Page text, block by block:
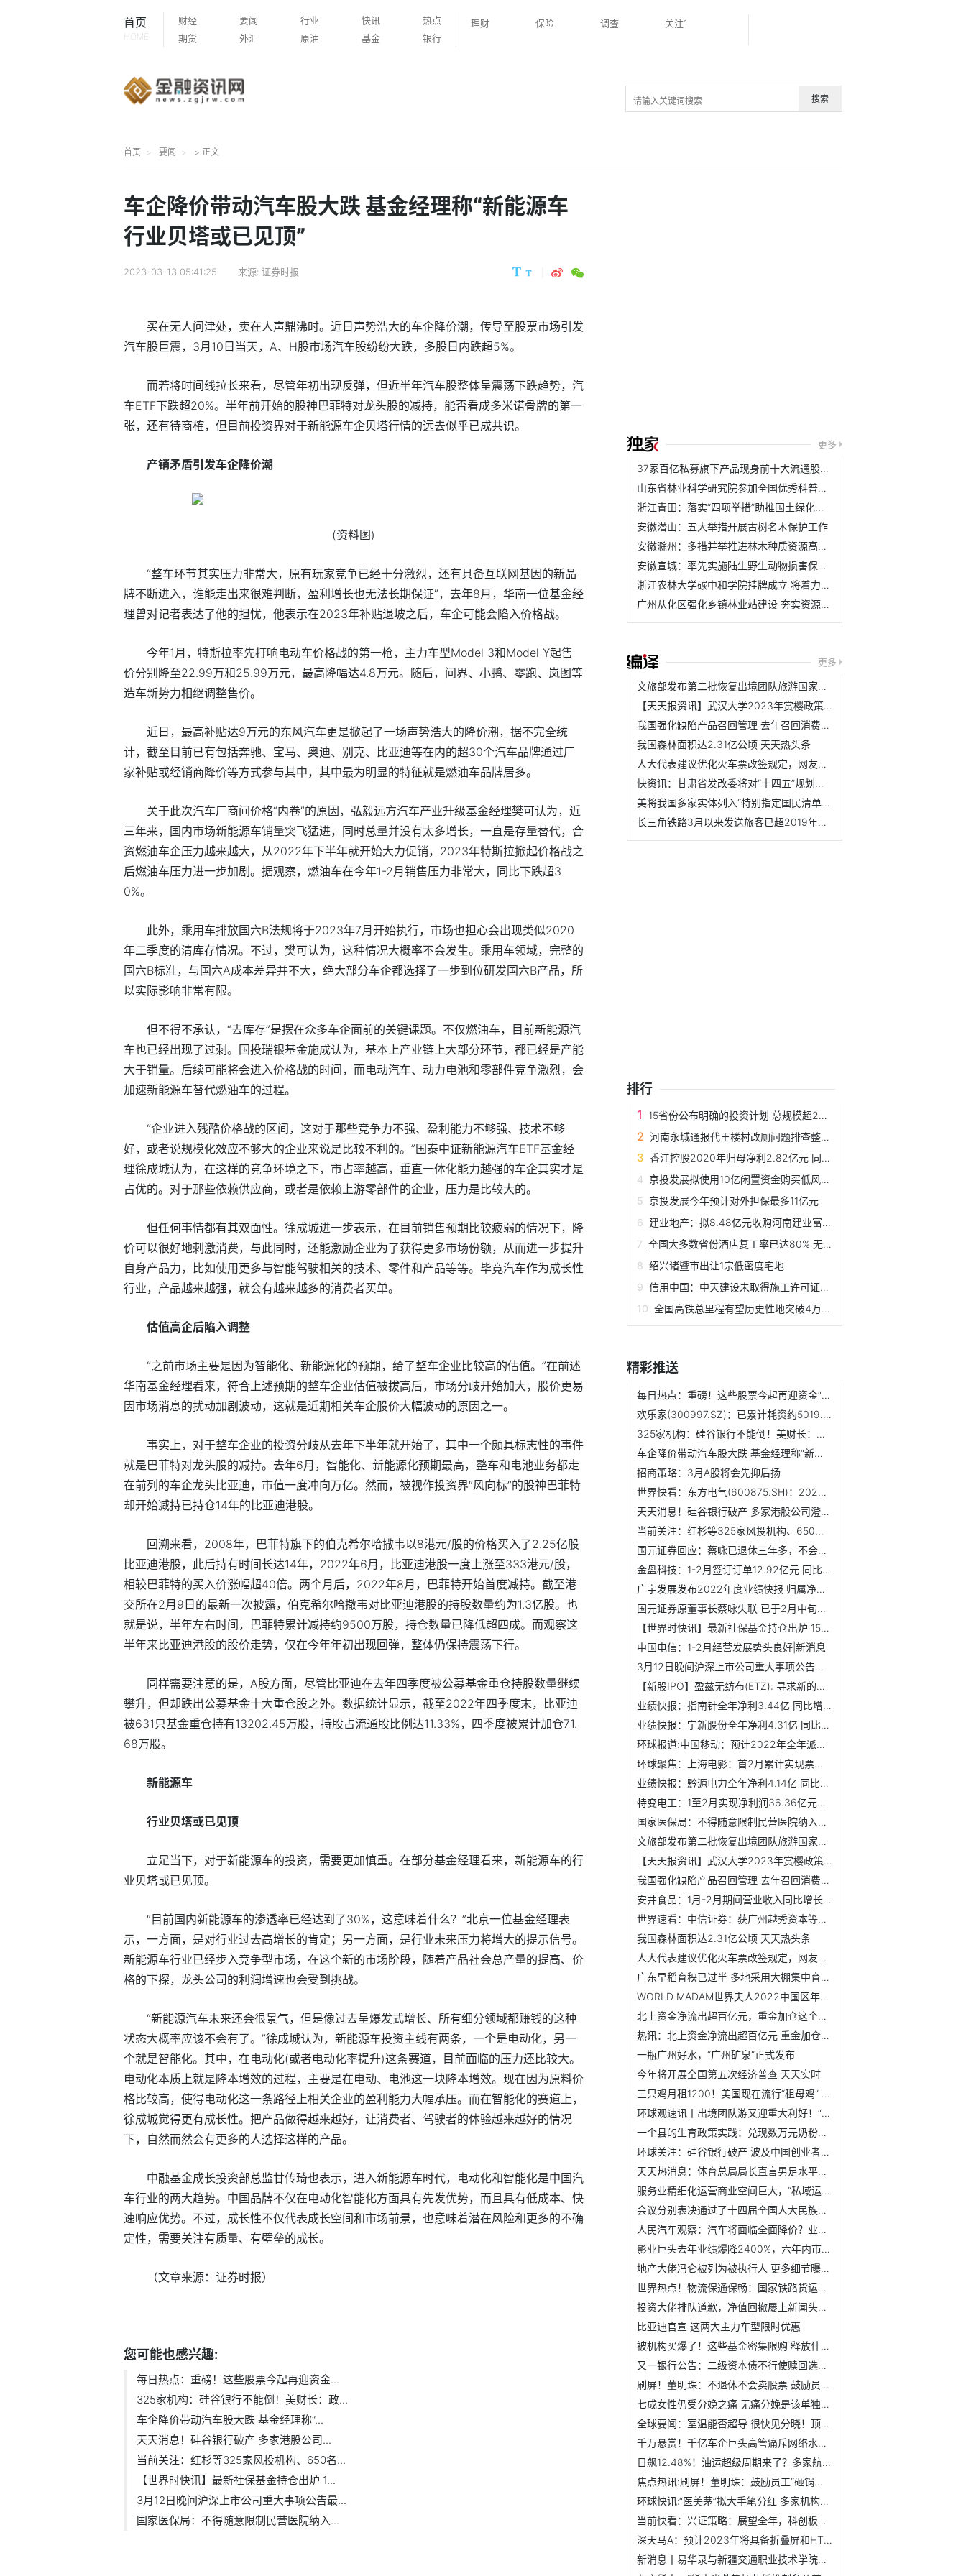
首页
HOME
财经 要闻 行业 快讯
热点
期货
外汇 原油 基金 银行
理财 保险 调查 关注1
搜索
首页 要闻 > 正文
车企降价带动汽车股大跌 基金经理称“新能源车
行业贝塔或已见顶”
2023-03-13 05:41:25 来源: 证券时报
买在无人问津处，卖在人声鼎沸时。近日声势浩大的车企降价潮，传导至股票市场引发
汽车股巨震，3月10日当天，A、H股市场汽车股纷纷大跌，多股日内跌超5%。
而若将时间线拉长来看，尽管年初出现反弹，但近半年汽车股整体呈震荡下跌趋势，汽
车ETF下跌超20%。半年前开始的股神巴菲特对龙头股的减持，能否看成多米诺骨牌的第一
张，还有待商榷，但目前投资界对于新能源车企贝塔行情的远去似乎已成共识。
产销矛盾引发车企降价潮
(资料图)
“整车环节其实压力非常大，原有玩家竞争已经十分激烈，还有具备互联网基因的新品
牌不断进入，谁能走出来很难判断，盈利增长也无法长期保证”，去年8月，华南一位基金经
理曾对记者表达了他的担忧，他表示在2023年补贴退坡之后，车企可能会陷入价格战。
今年1月，特斯拉率先打响电动车价格战的第一枪，主力车型Model 3和Model Y起售
价分别降至22.99万和25.99万元，最高降幅达4.8万元。随后，问界、小鹏、零跑、岚图等
造车新势力相继调整售价。
近日，最高补贴达9万元的东风汽车更是掀起了一场声势浩大的降价潮，据不完全统
计，截至目前已有包括奔驰、宝马、奥迪、别克、比亚迪等在内的超30个汽车品牌通过厂
家补贴或经销商降价等方式参与其中，其中最为明显的特征就是燃油车品牌居多。
关于此次汽车厂商间价格“内卷”的原因，弘毅远方汽车产业升级基金经理樊可认为，近
三年来，国内市场新能源车销量突飞猛进，同时总量并没有太多增长，一直是存量替代，合
资燃油车企压力越来越大，从2022年下半年就开始大力促销，2023年特斯拉掀起价格战之
后燃油车压力进一步加剧。据观察，燃油车在今年1-2月销售压力非常大，同比下跌超3
0%。
此外，乘用车排放国六B法规将于2023年7月开始执行，市场也担心会出现类似2020
年二季度的清库存情况。不过，樊可认为，这种情况大概率不会发生。乘用车领域，完整的
国六B标准，与国六A成本差异并不大，绝大部分车企都选择了一步到位研发国六B产品，所
以实际影响非常有限。
但不得不承认，“去库存”是摆在众多车企面前的关键课题。不仅燃油车，目前新能源汽
车也已经出现了过剩。国投瑞银基金施成认为，基本上产业链上大部分环节，都已经是产能
大于销量。后续可能将会进入价格战的时间，而电动汽车、动力电池和零部件竞争激烈，会
加速新能源车替代燃油车的过程。
“企业进入残酷价格战的区间，这对于那些竞争力不强、盈利能力不够强、技术不够
好，或者说规模化效应不够大的企业来说是比较不利的。”国泰中证新能源汽车ETF基金经
理徐成城认为，在这样的竞争环境之下，市占率越高，垂直一体化能力越强的车企其实才是
占优的。对于那些依赖供应商，或者是依赖上游零部件的企业，压力是比较大的。
但任何事情都有其双面性。徐成城进一步表示，在目前销售预期比较疲弱的情况下，降
价可以很好地刺激消费，与此同时，还能激励企业为了获得更多市场份额，从而进一步提升
自身产品力，比如使用更多与智能驾驶相关的技术、零件和产品等等。毕竟汽车作为成长性
行业，产品越来越强，就会有越来越多的消费者买单。
估值高企后陷入调整
“之前市场主要是因为智能化、新能源化的预期，给了整车企业比较高的估值。”在前述
华南基金经理看来，符合上述预期的整车企业估值被拔高后，市场分歧开始加大，股价更易
因市场消息的扰动加剧波动，这就是近期相关车企股价大幅波动的原因之一。
事实上，对于整车企业的投资分歧从去年下半年就开始了，其中一个颇具标志性的事件
就是巴菲特对龙头股的减持。去年6月，智能化、新能源化预期最高，整车和电池业务都走
在前列的车企龙头比亚迪，市值一度冲向万亿。然而，被视作投资界“风向标”的股神巴菲特
却开始减持已持仓14年的比亚迪港股。
回溯来看，2008年，巴菲特旗下的伯克希尔哈撒韦以8港元/股的价格买入了2.25亿股
比亚迪港股，此后持有时间长达14年，2022年6月，比亚迪港股一度上涨至333港元/股，
相较巴菲特的买入价涨幅超40倍。两个月后，2022年8月，巴菲特开始首度减持。截至港
交所在2月9日的最新一次披露，伯克希尔哈撒韦对比亚迪港股的持股数量约为1.3亿股。也
就是说，半年左右时间，巴菲特累计减持约9500万股，持仓数量已降低超四成。而观察这
半年来比亚迪港股的股价走势，仅在今年年初出现回弹，整体仍保持震荡下行。
同样需要注意的是，A股方面，尽管比亚迪在去年四季度被公募基金重仓持股数量继续
攀升，但却跌出公募基金十大重仓股之外。数据统计显示，截至2022年四季度末，比亚迪
被631只基金重仓持有13202.45万股，持股占流通股比例达11.33%，四季度被累计加仓71.
68万股。
新能源车
行业贝塔或已见顶
立足当下，对于新能源车的投资，需要更加慎重。在部分基金经理看来，新能源车的行
业贝塔或已见顶。
“目前国内新能源车的渗透率已经达到了30%，这意味着什么？”北京一位基金经理表
示，一方面，是对行业过去高增长的肯定；另一方面，是行业未来压力将增大的提示信号。
新能源车行业已经步入竞争型市场，在这个新的市场阶段，随着产品社会总产量的提高、价
格的下探，龙头公司的利润增速也会受到挑战。
“新能源汽车未来还会很景气，但是像过去呈爆发式增长、所有细分领域都赚钱的这种
状态大概率应该不会有了。”徐成城认为，新能源车投资主线有两条，一个是电动化，另一
个就是智能化。其中，在电动化(或者电动化率提升)这条赛道，目前面临的压力还比较大。
电动化本质上就是降本增效的过程，主要是在电动、电池这一块降本增效。现在因为原料价
格比较高，使得电动化这一条路径上相关企业的盈利能力大幅承压。而在智能化的赛道上，
徐成城觉得更有成长性。把产品做得越来越好，让消费者、驾驶者的体验越来越好的情况
下，自然而然会有更多的人选择这样的产品。
中融基金成长投资部总监甘传琦也表示，进入新能源车时代，电动化和智能化是中国汽
车行业的两大趋势。中国品牌不仅在电动化智能化方面具有先发优势，而且具有低成本、快
速响应优势。不过，成长性不仅代表成长空间和市场前景，也意味着潜在风险和更多的不确
定性，需要关注有质量、有壁垒的成长。
（文章来源：证券时报）
您可能也感兴趣:
每日热点：重磅！这些股票今起再迎资金...
325家机构：硅谷银行不能倒！美财长：政...
车企降价带动汽车股大跌 基金经理称“...
天天消息！硅谷银行破产 多家港股公司...
当前关注：红杉等325家风投机构、650名...
【世界时快讯】最新社保基金持仓出炉 1...
3月12日晚间沪深上市公司重大事项公告最...
国家医保局：不得随意限制民营医院纳入...
更多
37家百亿私募旗下产品现身前十大流通股名单
山东省林业科学研究院参加全国优秀科普作品评选活动
浙江青田：落实“四项举措”助推国土绿化取得新成效
安徽潜山：五大举措开展古树名木保护工作
安徽滁州：多措并举推进林木种质资源高质量发展
安徽宣城：率先实施陆生野生动物损害保险理赔机制
浙江农林大学碳中和学院挂牌成立 将着力培养具有碳中和与农...
广州从化区强化乡镇林业站建设 夯实资源管护基层基础
更多
文旅部发布第二批恢复出境团队旅游国家名单-当前速读
【天天报资讯】武汉大学2023年赏樱政策发布！今起免费预约！
我国强化缺陷产品召回管理 去年召回消费品690次
我国森林面积达2.31亿公顷 天天热头条
人大代表建议优化火车票改签规定，网友：建议也优化一下飞机票
快资讯：甘肃省发改委将对“十四五”规划实施情况进行中期评估
美将我国多家实体列入“特别指定国民清单”，中方对此坚决反...
长三角铁路3月以来发送旅客已超2019年同期，春季旅游热度持续...
排行
15省份公布明确的投资计划 总规模超24万亿元
河南永城通报代王楼村改厕问题排查整改进展情况：目前已初步...
香江控股2020年归母净利2.82亿元 同比减少38.07%
京投发展拟使用10亿闲置资金购买低风险产品
京投发展今年预计对外担保最多11亿元
建业地产：拟8.48亿元收购河南建业富居投资有限公司10%股权
全国大多数省份酒店复工率已达80% 无接触服务带来新商机
绍兴诸暨市出让1宗低密度宅地
信用中国：中天建设未取得施工许可证擅自建设遭罚1万元
全国高铁总里程有望历史性地突破4万公里
精彩推送
每日热点：重磅！这些股票今起再迎资金“活水”
欢乐家(300997.SZ)：已累计耗资约5019.01万元回购0.8819%的股份
325家机构：硅谷银行不能倒！美财长：政府不会救！潘石屹及多...
车企降价带动汽车股大跌 基金经理称“新能源车行业贝塔或已...
招商策略：3月A股将会先抑后扬
世界快看：东方电气(600875.SH)：2022年度预盈27.5亿-29.8亿...
天天消息！硅谷银行破产 多家港股公司澄清影响！用户存款不...
当前关注：红杉等325家风投机构、650名创始人联合声明：硅谷...
国元证券回应：蔡咏已退休三年多，不会影响公司经营管理
金盘科技：1-2月签订订单12.92亿元 同比增长51.87% 今头条
广宇发展发布2022年度业绩快报 归属净利润盈利6.327亿元 当前时讯
国元证券原董事长蔡咏失联 已于2月中旬被带走调查
【世界时快讯】最新社保基金持仓出炉 15股获新进或增持 9股...
中国电信：1-2月经营发展势头良好|新消息
3月12日晚间沪深上市公司重大事项公告最新快递
【新股IPO】盈兹无纺布(ETZ): 寻求新的盈利增长点
业绩快报：指南针全年净利3.44亿 同比增长95.08%
业绩快报：宇新股份全年净利4.31亿 同比增长205.48%
环球报道:中国移动：预计2022年全年派息率将比上年进一步提升
环球聚焦：上海电影：首2月累计实现票房同比10.43%
业绩快报：黔源电力全年净利4.14亿 同比增长65.02% 焦点播报
特变电工：1至2月实现净利润36.36亿元左右 同比增长约73%
国家医保局：不得随意限制民营医院纳入医保定点 世界要闻
文旅部发布第二批恢复出境团队旅游国家名单-当前速读
【天天报资讯】武汉大学2023年赏樱政策发布！今起免费预约！
我国强化缺陷产品召回管理 去年召回消费品690次
安井食品：1月-2月期间营业收入同比增长约37.4%
世界速看：中信证券：获广州越秀资本等增持
我国森林面积达2.31亿公顷 天天热头条
人大代表建议优化火车票改签规定，网友：建议也优化一下飞机票
广东早稻育秧已过半 多地采用大棚集中育秧 天天视讯
WORLD MADAM世界夫人2022中国区年度颁奖盛典圆满收官，赵迪...
北上资金净流出超百亿元，重金加仓这个行业，超13亿资金抛售...
热讯：北上资金净流出超百亿元 重金加仓这个行业 超13亿资...
一瓶广州好水，“广州矿泉”正式发布
今年将开展全国第五次经济普查 天天实时
三只鸡月租1200！美国现在流行“租母鸡” 订单已经接不过来
环球观速讯丨出境团队游又迎重大利好！“搜索激增超300%”！
一个县的生育政策实践：兑现数万元奶粉补助 二三孩中考还将加10分
环球关注：硅谷银行破产 波及中国创业者！16家机构披露资金...
天天热消息：体育总局局长直言男足水平一路下滑
服务业精细化运营商业空间巨大，“私域运营引擎”iCC Grow亮...
会议分别表决通过了十四届全国人大民族委员会、监察和司法委...
人民汽车观察：汽车将面临全面降价？业内人士称需理性看待
影业巨头去年业绩爆降2400%，六年内市值蒸发超百亿！-环球动态
地产大佬冯仑被列为被执行人 更多细节曝光-全球即时
世界热点！物流保通保畅：国家铁路货运继续保持高位运行
投资大佬排队道歉，净值回撤屡上新闻头条…如何避免"尴尬"重...
比亚迪官宣 这两大主力车型限时优惠
被机构买爆了！这些基金密集限购 释放什么信号？ 每日信息
又一银行公告：二级资本债不行使赎回选择权！银行业年内近500...
刷屏！董明珠：不退休不会卖股票 鼓励员工“砸锅卖铁”买格...
七成女性仍受分娩之痛 无痛分娩是该单独入医保了 全球视讯
全球要闻：室温能否超导 很快见分晓！顶级专家密集发声
千万悬赏！千亿车企巨头高管痛斥网络水军 “电池自燃篡改成...
日飙12.48%！油运超级周期来了？多家航运公司业绩预喜
焦点热讯:刷屏！董明珠：鼓励员工“砸锅卖铁”买格力股票 买...
环球快讯:“医美茅”拟大手笔分红 多家机构密集关注！机构最...
当前快看：兴证策略：展望全年，科创板哪些方向最具备业绩弹性？
深天马A：预计2023年将具备折叠屏和HTD屏量产能力，并推出相...
新消息丨易华录与新疆交通职业技术学院举行“智慧城市交通产...